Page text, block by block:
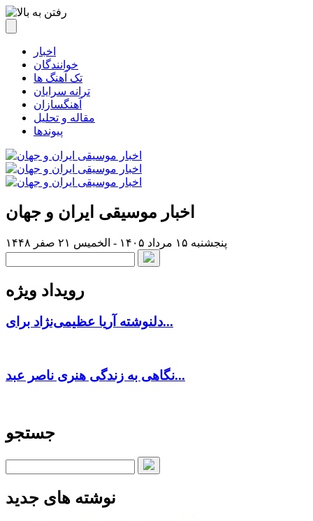
اخبار
خوانندگان
تک آهنگ ها
ترانه سرایان
آهنگسازان
مقاله و تحلیل
پیوندها
اخبار موسیقی ایران و جهان
پنجشنبه ۱۵ مرداد ۱۴۰۵ - الخميس ۲۱ صفر ۱۴۴۸
رویداد ویژه
دلنوشته آریا عظیمی‌نژاد برای...
نگاهی به زندگی هنری ناصر عبد...
جستجو
نوشته های جدید